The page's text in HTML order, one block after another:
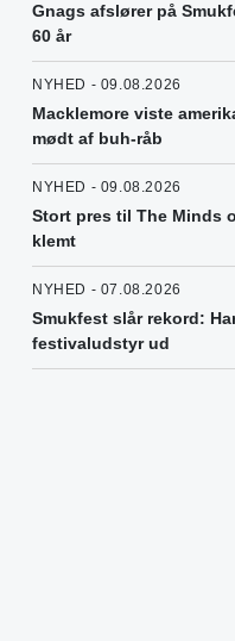
Gnags afslører på
60 år
NYHED - 09.08.2026
Macklemore viste
mødt af buh-råb
NYHED - 09.08.2026
Stort pres til The Minds
klemt
NYHED - 07.08.2026
Smukfest slår rekord:
festivaludstyr ud